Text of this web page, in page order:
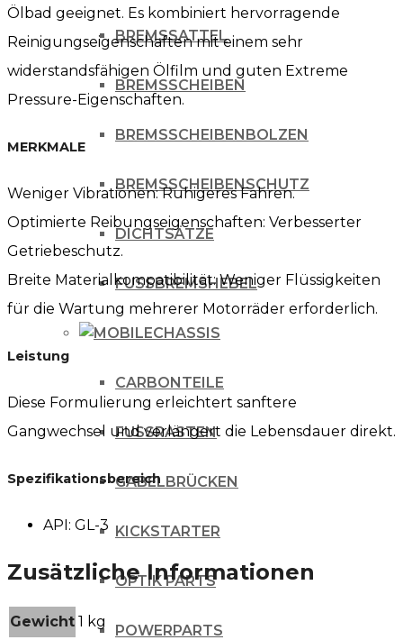
BREMSSATTEL
BREMSSCHEIBEN
BREMSSCHEIBENBOLZEN
BREMSSCHEIBENSCHUTZ
DICHTSÄTZE
FUSSBREMSHEBEL
CHASSIS
CARBONTEILE
FUSSRASTEN
GABELBRÜCKEN
KICKSTARTER
OPTIK PARTS
POWERPARTS
Ölbad geeignet. Es kombiniert hervorragende
Reinigungseigenschaften mit einem sehr
widerstandsfähigen Ölfilm und guten Extreme
Pressure-Eigenschaften.
MERKMALE
Weniger Vibrationen: Ruhigeres Fahren.
Optimierte Reibungseigenschaften: Verbesserter
Getriebeschutz.
Breite Materialkompatibilität: Weniger Flüssigkeiten
für die Wartung mehrerer Motorräder erforderlich.
Leistung
Diese Formulierung erleichtert sanftere
Gangwechsel und verlängert die Lebensdauer direkt.
Spezifikationsbereich
API: GL-3
Zusätzliche Informationen
Gewicht 1 kg